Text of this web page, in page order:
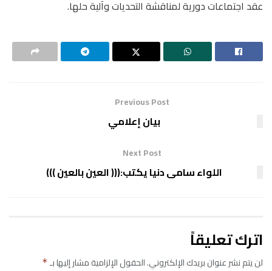
عقد اجتماعات دورية لمناقشة التحديات وآلية حلها.
Previous Post
بيان إعلامي
Next Post
اللواء سامى دنيا يكتب:((( العين بالعين )))
اترك تعليقاً
لن يتم نشر عنوان بريدك الإلكتروني.الحقول الإلزامية مشار إليها بـ*